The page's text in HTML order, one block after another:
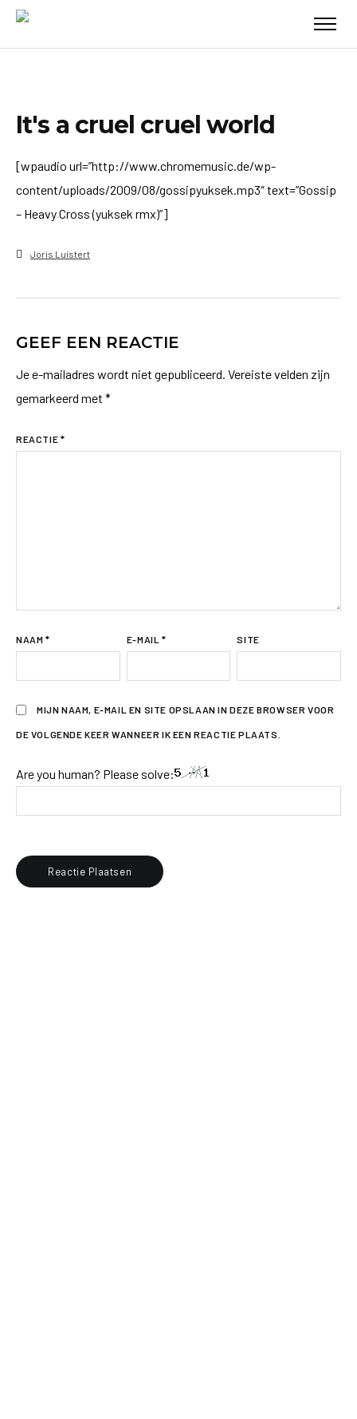
It's a cruel cruel world
[wpaudio url=”http://www.chromemusic.de/wp-
content/uploads/2009/08/gossipyuksek.mp3″ text=”Gossip
– Heavy Cross (yuksek rmx)”]
Joris Luistert
GEEF EEN REACTIE
Je e-mailadres wordt niet gepubliceerd. Vereiste velden zijn
gemarkeerd met *
REACTIE *
NAAM * E-MAIL * SITE
MIJN NAAM, E-MAIL EN SITE OPSLAAN IN DEZE BROWSER VOOR
DE VOLGENDE KEER WANNEER IK EEN REACTIE PLAATS.
Are you human? Please solve: